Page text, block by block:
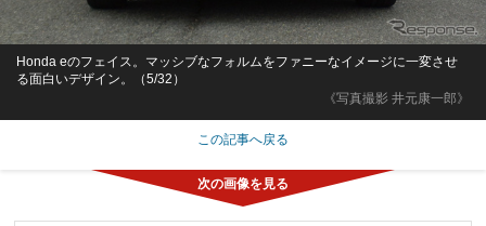
《写真撮影 井元康一郎》
Honda eのフェイス。マッシブなフォルムをファニーなイメージに一変させ
る面白いデザイン。（5/32）
この記事へ戻る